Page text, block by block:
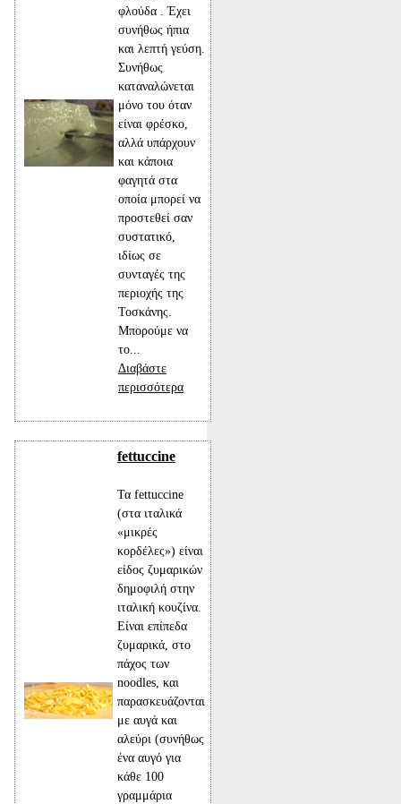
φλούδα . Έχει
συνήθως ήπια
και λεπτή γεύση.
Συνήθως
καταναλώνεται
μόνο του όταν
είναι φρέσκο,
αλλά υπάρχουν
και κάποια
φαγητά στα
οποία μπορεί να
προστεθεί σαν
συστατικό,
ιδίως σε
συνταγές της
περιοχής της
Τοσκάνης.
Μπορούμε να
το...
Διαβάστε
περισσότερα
fettuccine
Τα fettuccine
(στα ιταλικά
«μικρές
κορδέλες») είναι
είδος ζυμαρικών
δημοφιλή στην
ιταλική κουζίνα.
Είναι επίπεδα
ζυμαρικά, στο
πάχος των
noodles, και
παρασκευάζονται
με αυγά και
αλεύρι (συνήθως
ένα αυγό για
κάθε 100
γραμμάρια